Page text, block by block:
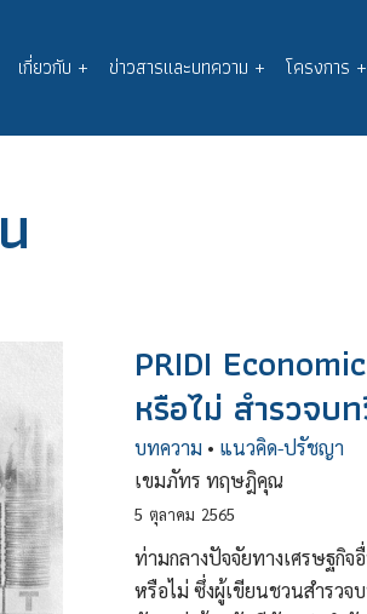
เกี่ยวกับ + ข่าวสารและบทความ + โครงการ +
PRIDI
หรือไม่ สำรวจบ
บทความ • แนวคิด-ปรัชญา
เขมภัทร ทฤษฎิคุณ
5 ตุลาคม 2565
ท่ามกลางปัจจัยทางเศรษฐกิ
หรือไม่ ซึ่งผู้เขียนชวนสำรวจ